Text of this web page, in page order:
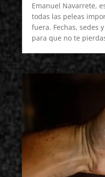
Emanuel Navarrete,
todas las peleas
fuera. Fechas, sedes
para que no te